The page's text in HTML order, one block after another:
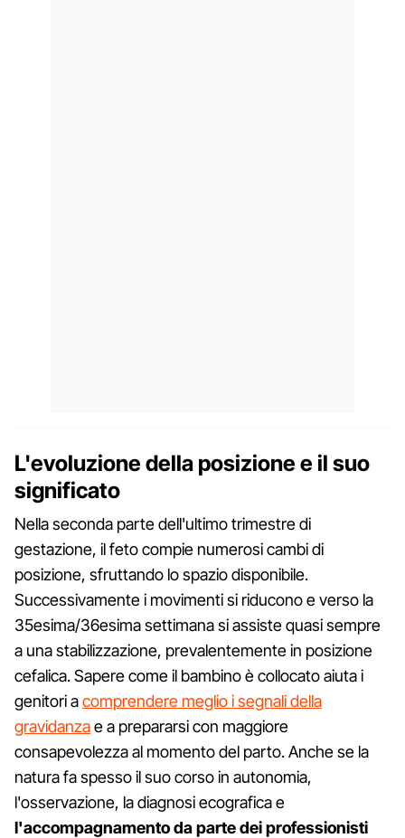
L'evoluzione della posizione e il suo
significato
Nella seconda parte dell'ultimo trimestre di
gestazione, il feto compie numerosi cambi di
posizione, sfruttando lo spazio disponibile.
Successivamente i movimenti si riducono e verso la
35esima/36esima settimana si assiste quasi sempre
a una stabilizzazione, prevalentemente in posizione
cefalica. Sapere come il bambino è collocato aiuta i
genitori acomprendere meglio i segnali della
gravidanzae a prepararsi con maggiore
consapevolezza al momento del parto. Anche se la
natura fa spesso il suo corso in autonomia,
l'osservazione, la diagnosi ecografica e
l'accompagnamento da parte dei professionisti